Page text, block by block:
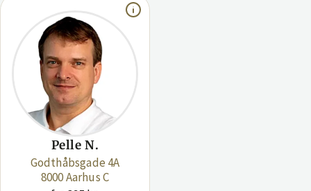
Pelle N.
Godthåbsgade 4A
8000 Aarhus C